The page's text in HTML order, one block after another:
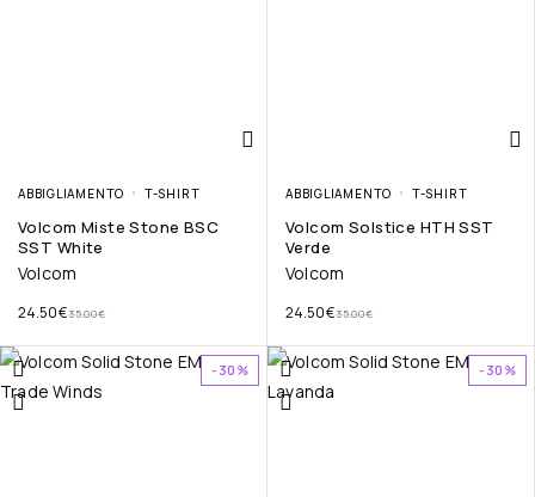
ABBIGLIAMENTO T-SHIRT
Volcom Miste Stone BSC
SST White
Volcom
35.00€
24.50€
ABBIGLIAMENTO T-SHIRT
Volcom Solstice HTH SST
Verde
Volcom
35.00€
24.50€
-30% -30%